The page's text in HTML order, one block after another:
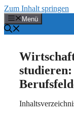
Zum Inhalt springen
Menü